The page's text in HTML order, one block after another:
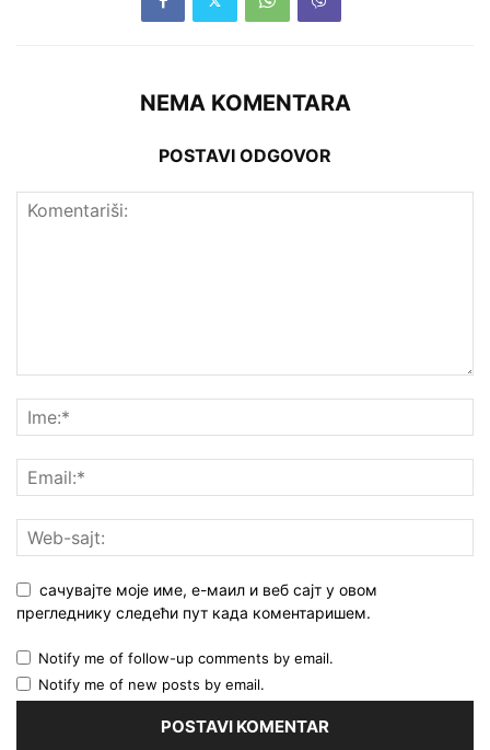
NEMA KOMENTARA
POSTAVI ODGOVOR
сачувајте моје име, е-маил и веб сајт у овом
прегледнику следећи пут када коментаришем.
Notify me of follow-up comments by email.
Notify me of new posts by email.